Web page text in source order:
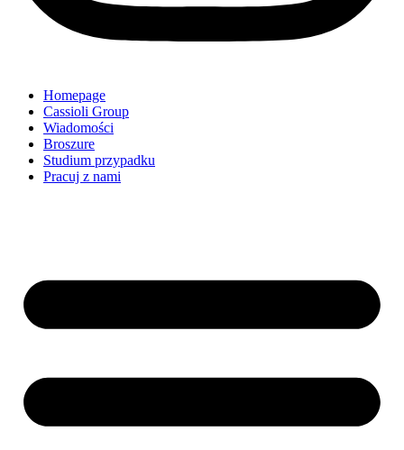
Homepage
Cassioli Group
Wiadomości
Broszure
Studium przypadku
Pracuj z nami